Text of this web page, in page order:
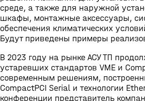
среде, а также для наружной
шкафы, монтажные аксессуары,
обеспечения климатических
Будут приведены примеры
В 2023 году на рынке АСУ ТП
устаревших стандартов VME и
современным решениям,
CompactPCI Serial и технологии
конференции представитель